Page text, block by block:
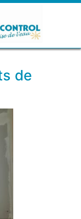
de